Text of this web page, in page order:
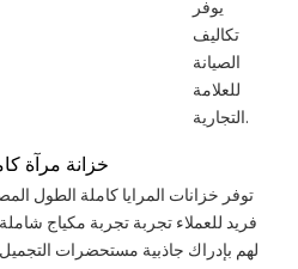
يوفر
تكاليف
الصيانة
للعلامة
التجارية.
خزانة مرآة
توفر خزانات المرايا كاملة الطول
فريد للعملاء تجربة تجربة مكياج
لهم بإدراك جاذبية مستحضرات